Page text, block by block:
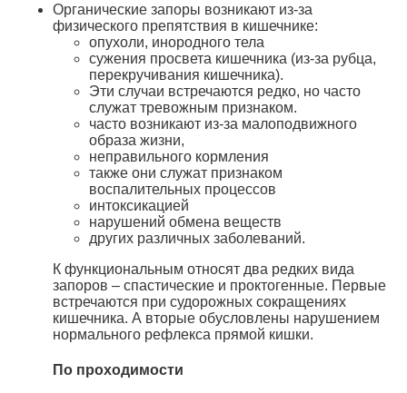
Органические запоры возникают из-за
физического препятствия в кишечнике:
опухоли, инородного тела
сужения просвета кишечника (из-за рубца,
перекручивания кишечника).
Эти случаи встречаются редко, но часто
служат тревожным признаком.
часто возникают из-за малоподвижного
образа жизни,
неправильного кормления
также они служат признаком
воспалительных процессов
интоксикацией
нарушений обмена веществ
других различных заболеваний.
К функциональным относят два редких вида
запоров – спастические и проктогенные. Первые
встречаются при судорожных сокращениях
кишечника. А вторые обусловлены нарушением
нормального рефлекса прямой кишки.
По проходимости